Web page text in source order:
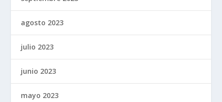
agosto 2023
julio 2023
junio 2023
mayo 2023